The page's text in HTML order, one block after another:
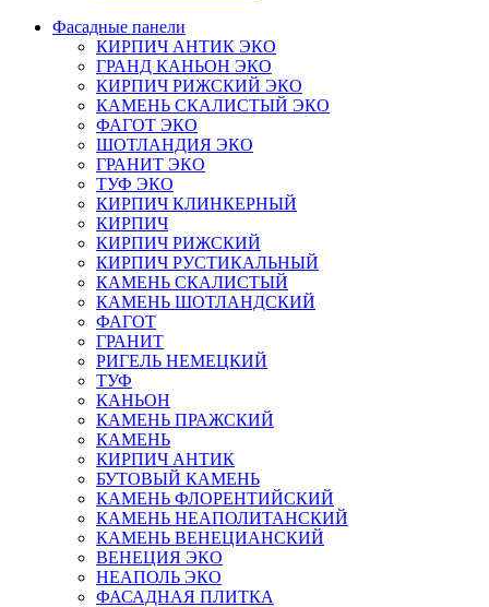
Фасадные панели
КИРПИЧ АНТИК ЭКО
ГРАНД КАНЬОН ЭКО
КИРПИЧ РИЖСКИЙ ЭКО
КАМЕНЬ СКАЛИСТЫЙ ЭКО
ФАГОТ ЭКО
ШОТЛАНДИЯ ЭКО
ГРАНИТ ЭКО
ТУФ ЭКО
КИРПИЧ КЛИНКЕРНЫЙ
КИРПИЧ
КИРПИЧ РИЖСКИЙ
КИРПИЧ РУСТИКАЛЬНЫЙ
КАМЕНЬ СКАЛИСТЫЙ
КАМЕНЬ ШОТЛАНДСКИЙ
ФАГОТ
ГРАНИТ
РИГЕЛЬ НЕМЕЦКИЙ
ТУФ
КАНЬОН
КАМЕНЬ ПРАЖСКИЙ
КАМЕНЬ
КИРПИЧ АНТИК
БУТОВЫЙ КАМЕНЬ
КАМЕНЬ ФЛОРЕНТИЙСКИЙ
КАМЕНЬ НЕАПОЛИТАНСКИЙ
КАМЕНЬ ВЕНЕЦИАНСКИЙ
ВЕНЕЦИЯ ЭКО
НЕАПОЛЬ ЭКО
ФАСАДНАЯ ПЛИТКА